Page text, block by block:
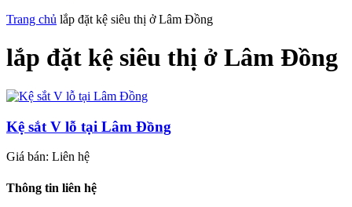
Trang chủ lắp đặt kệ siêu thị ở Lâm Đồng
lắp đặt kệ siêu thị ở Lâm Đồng
Kệ sắt V lỗ tại Lâm Đồng
Giá bán: Liên hệ
Thông tin liên hệ